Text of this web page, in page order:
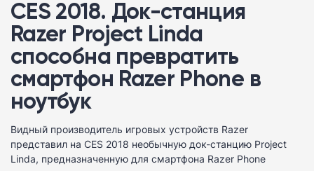
CES 2018. Док-станция
Razer Project Linda
способна превратить
смартфон Razer Phone в
ноутбук
Видный производитель игровых устройств Razer
представил на CES 2018 необычную док-станцию Project
Linda, предназначенную для смартфона Razer Phone